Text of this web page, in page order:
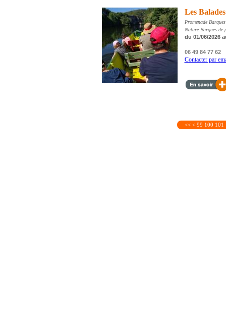
Les
Promenade
Nature Barques de
du 01/06/2026
06 49 84 77 62
Contacter par
<< < 99 100 101